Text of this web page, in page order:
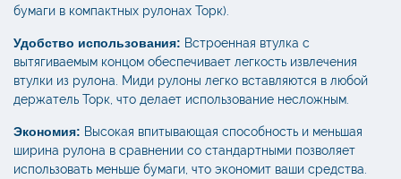
бумаги в компактных рулонах Торк).
Удобство использования: Встроенная втулка с
вытягиваемым концом обеспечивает легкость извлечения
втулки из рулона. Миди рулоны легко вставляются в любой
держатель Торк, что делает использование несложным.
Экономия: Высокая впитывающая способность и меньшая
ширина рулона в сравнении со стандартными позволяет
использовать меньше бумаги, что экономит ваши средства.